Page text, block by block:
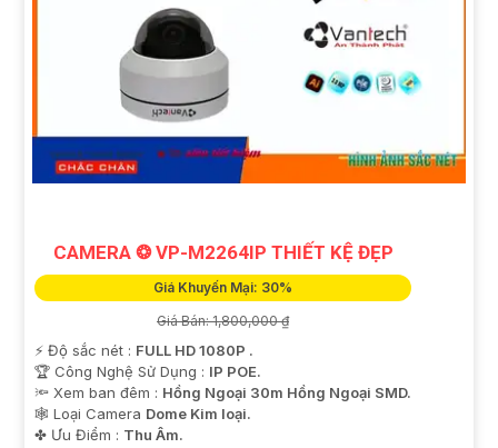
CAMERA ❂ VP-M2264IP THIẾT KỆ ĐẸP
Giá Khuyến Mại: 30%
Giá Bán: 1,800,000 ₫
️⚡ Độ sắc nét : FULL HD 1080P .
🏆 Công Nghệ Sử Dụng : IP POE.
🔦 Xem ban đêm : Hồng Ngoại 30m Hồng Ngoại SMD.
🕸️ Loại Camera Dome Kim loại.
️✤ Ưu Điểm : Thu Âm.